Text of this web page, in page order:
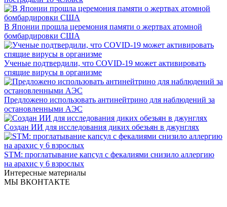
В Японии прошла церемония памяти о жертвах атомной
бомбардировки США
Ученые подтвердили, что COVID-19 может активировать
спящие вирусы в организме
Предложено использовать антинейтрино для наблюдений за
остановленными АЭС
Создан ИИ для исследования диких обезьян в джунглях
STM: проглатывание капсул с фекалиями снизило аллергию
на арахис у 6 взрослых
Интересные материалы
МЫ ВКОНТАКТЕ